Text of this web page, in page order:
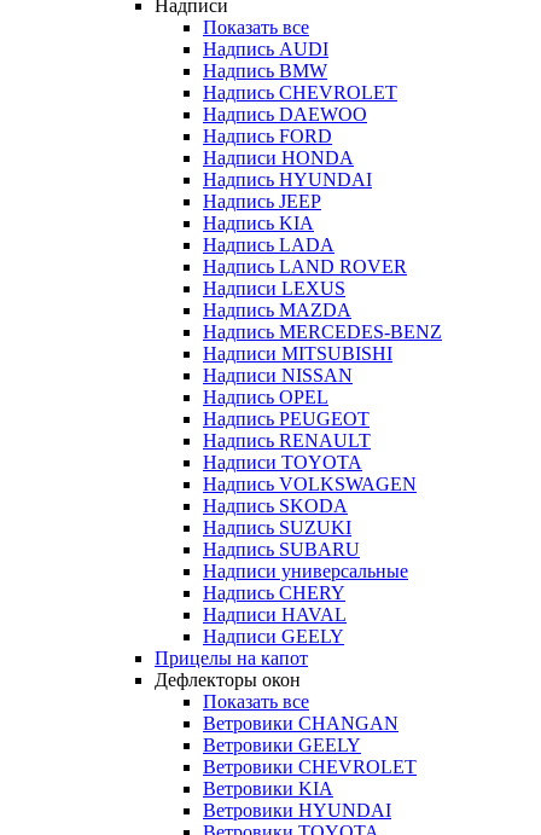
Надписи
Показать все
Надпись AUDI
Надпись BMW
Надпись CHEVROLET
Надпись DAEWOO
Надпись FORD
Надписи HONDA
Надпись HYUNDAI
Надпись JEEP
Надпись KIA
Надпись LADA
Надпись LAND ROVER
Надписи LEXUS
Надпись MAZDA
Надпись MERCEDES-BENZ
Надписи MITSUBISHI
Надписи NISSAN
Надпись OPEL
Надпись PEUGEOT
Надпись RENAULT
Надписи TOYOTA
Надпись VOLKSWAGEN
Надпись SKODA
Надпись SUZUKI
Надпись SUBARU
Надписи универсальные
Надпись CHERY
Надписи HAVAL
Надписи GEELY
Прицелы на капот
Дефлекторы окон
Показать все
Ветровики CHANGAN
Ветровики GEELY
Ветровики CHEVROLET
Ветровики KIA
Ветровики HYUNDAI